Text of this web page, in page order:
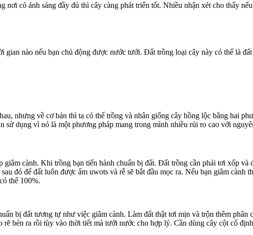
có ánh sáng đầy đủ thì cây càng phát triển tốt. Nhiều nhận xét cho thấy
nào nếu bạn chủ động được nước tưới. Đất trồng loại cây này có thể là
nhưng về cơ bản thì ta có thể trồng và nhân giống cây hồng lộc bằng hai
dụng vì nó là một phương pháp mang trong mình nhiều rủi ro cao với
cành. Khi trồng bạn tiến hành chuẩn bị đất. Đất trồng cần phải tơi xốp và
đó để đất luôn được ẩm uwots và rễ sẽ bắt đầu mọc ra. Nếu bạn giâm
thể 100%.
bị đất tương tự như việc giâm cành. Làm đất thật tơi mịn và trộn thêm
bén ra rồi tùy vào thời tiết mà tưới nước cho hợp lý. Cần dùng cây cột cố